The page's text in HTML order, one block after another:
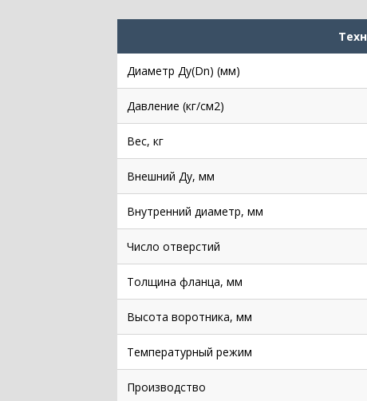
Диаметр Ду(Dn) (мм)
Давление (кг/см2)
Вес, кг
Внешний Ду, мм
Внутренний диаметр, мм
Число отверстий
Толщина фланца, мм
Высота воротника, мм
Температурный режим
Производство